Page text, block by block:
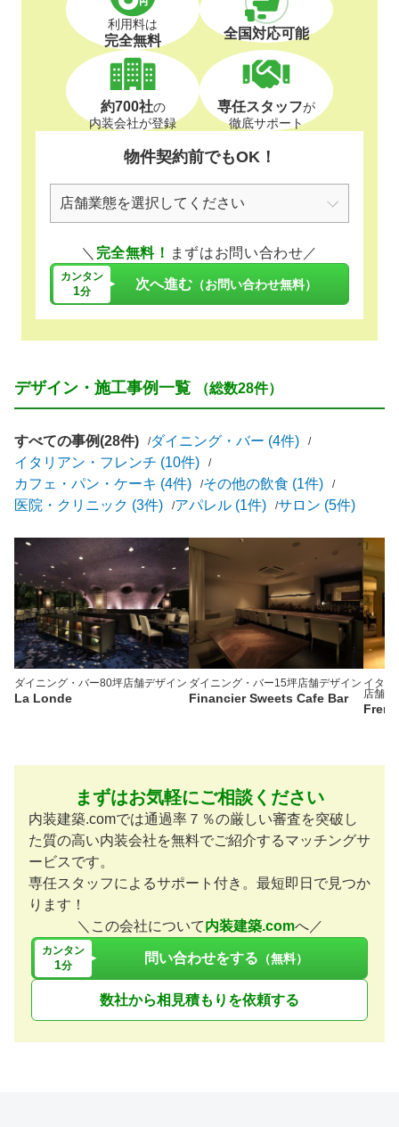
利用料は
完全無料 全国対応可能
約700社の
内装会社が登録
専任スタッフが
徹底サポート
物件契約前でもOK！
＼ 完全無料！ まずはお問い合わせ／
カンタン
1分 次へ進む （お問い合わせ無料）
デザイン・施工事例一覧 （総数28件）
すべての事例(28件)
ダイニング・バー (4件)
イタリアン・フレンチ (10件)
カフェ・パン・ケーキ (4件)
その他の飲食 (1件)
医院・クリニック (3件)
アパレル (1件) サロン (5件)
ダイニング・バー80坪店舗デザイン
La Londe
ダイニング・バー15坪店舗デザイン
Financier Sweets Cafe Bar
イタリ
店舗デ
まずはお気軽にご相談ください
内装建築.comでは通過率７％の厳しい審査を突破し
た質の高い内装会社を無料でご紹介するマッチングサ
ービスです。
専任スタッフによるサポート付き。最短即日で見つか
ります！
＼この会社について内装建築.comへ／
カンタン
1分 問い合わせをする （無料）
数社から相見積もりを依頼する